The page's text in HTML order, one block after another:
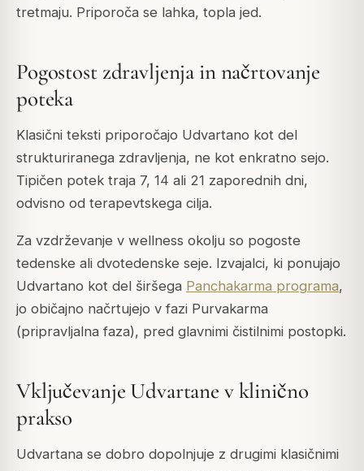
tretmaju. Priporoča se lahka, topla jed.
Pogostost zdravljenja in načrtovanje
poteka
Klasični teksti priporočajo Udvartano kot del
strukturiranega zdravljenja, ne kot enkratno sejo.
Tipičen potek traja 7, 14 ali 21 zaporednih dni,
odvisno od terapevtskega cilja.
Za vzdrževanje v wellness okolju so pogoste
tedenske ali dvotedenske seje. Izvajalci, ki ponujajo
Udvartano kot del širšega Panchakarma programa,
jo običajno načrtujejo v fazi Purvakarma
(pripravljalna faza), pred glavnimi čistilnimi postopki.
Vključevanje Udvartane v klinično
prakso
Udvartana se dobro dopolnjuje z drugimi klasičnimi